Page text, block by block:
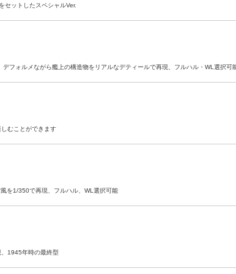
セットしたスペシャルVer.
フォルメながら艦上の構造物をリアルなデティールで再現、フルハル・WL選択可
むことができます
を1/350で再現、フルハル、WL選択可能
1945年時の最終型